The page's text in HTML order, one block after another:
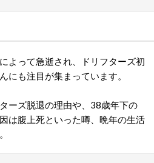
よって急逝され、ドリフターズ初
にも注目が集まっています。
ーズ脱退の理由や、38歳年下の
は腹上死といった噂、晩年の生活